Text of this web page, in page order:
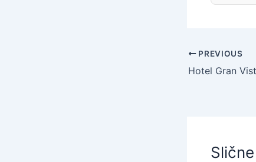
PREVIOUS